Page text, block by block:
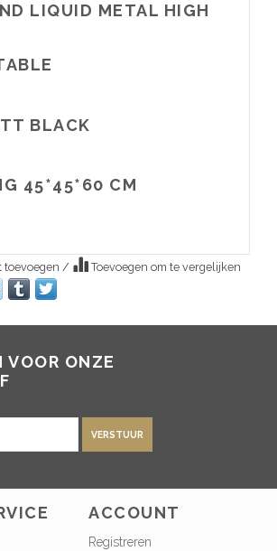
LIQUID METAL HIGH
BLACK
45*45*60 CM
/ Toevoegen om te vergelijken
VOOR ONZE
VERSTUUR
ACCOUNT
Registreren